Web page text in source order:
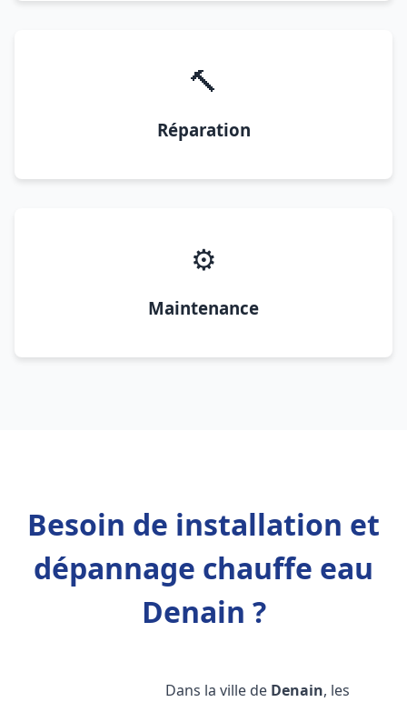
🔨
Réparation
⚙️
Maintenance
Besoin de installation et
dépannage chauffe eau
Denain ?
Dans la ville de Denain, les